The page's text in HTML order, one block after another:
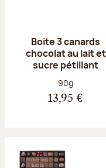
Boite 3 canards
chocolat au lait et
sucre pétillant
Poids net :
90g
13,95 €